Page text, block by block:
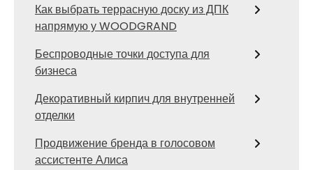
Как выбрать террасную доску из ДПК
напрямую у WOODGRAND
Беспроводные точки доступа для
бизнеса
Декоративный кирпич для внутренней
отделки
Продвижение бренда в голосовом
ассистенте Алиса